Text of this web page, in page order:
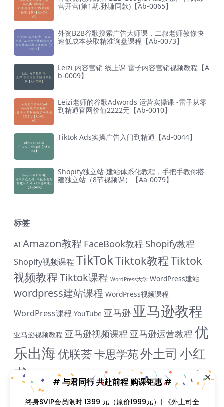
营开营(第1期.孙谦同款)【Ab-0065】
外资B2B谷歌搜索广告大师课，二叔老师教你快
速低成本获取精准询盘课程【Ab-0073】
Leizi 内容营销 线上课 雷子内容营销视频教程【A
b-0009】
Leizi老师的谷歌Adwords 运营实操课 -雷子从零
到精通官网价值2222元【Ab-0010】
Tiktok Ads实操广告入门到精通【Ad-0044】
Shopify独立站-建站体系化教程，手把手教你搭
建独立站（8节视频课）【Aa-0079】
标签
AI Amazon教程 FaceBook教程 Shopify教程
Shopify视频课程TikTokTiktok教程Tiktok
视频教程Tiktok课程 WordPress大学 WordPress建站
wordpress建站课程 WordPress视频课程
WordPress课程 YouTube 亚马逊 亚马逊教程
亚马逊视频教程 亚马逊视频课程 亚马逊运营教程 优
乐出海优联荟卡思学苑外土司 小红
书
小红书教程 成人用品 抖音教程 拼多多 拼多多教
淘宝教程 独立站教程 独立站课程米课 脸书教程 谷歌
# 与君同行 共赴前程 购课钜惠 #
终身SVIP会员限时 1399 元（原价1999元）| 《外土司全